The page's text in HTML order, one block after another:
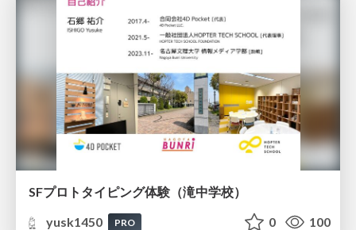
SFプロトタイピング体験（滝中学校）
yusk1450
PRO 0 100